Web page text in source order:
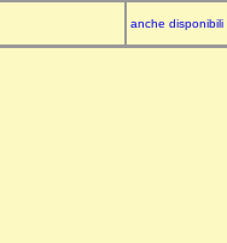
anche disponibili